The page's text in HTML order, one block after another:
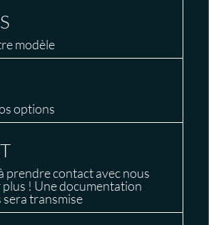
modèle
options
prendre contact avec nous
! Une documentation
transmise